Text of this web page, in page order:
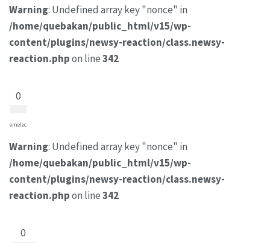
Warning: Undefined array key "nonce" in
/home/quebakan/public_html/v15/wp-
content/plugins/newsy-reaction/class.newsy-
reaction.phpon line342
0
emelec
Warning: Undefined array key "nonce" in
/home/quebakan/public_html/v15/wp-
content/plugins/newsy-reaction/class.newsy-
reaction.phpon line342
0